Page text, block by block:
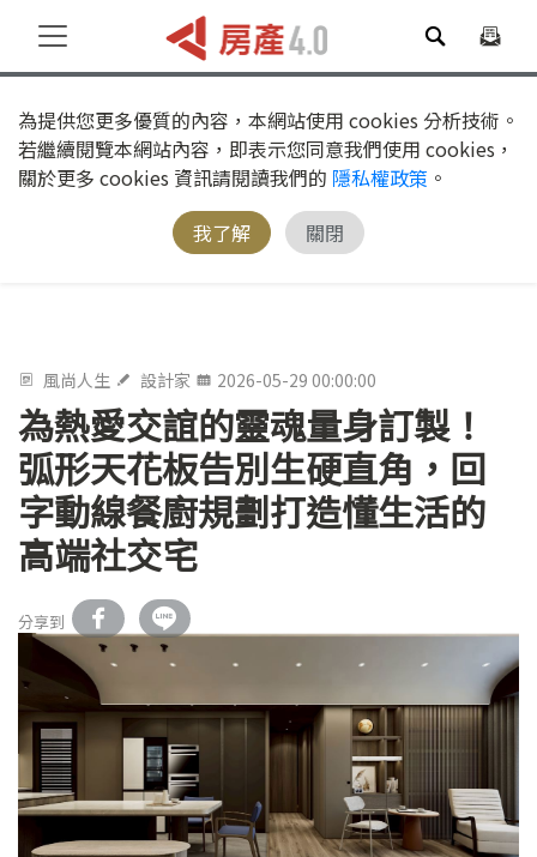
為提供您更多優質的內容，本網站使用 cookies 分析技術。
若繼續閱覽本網站內容，即表示您同意我們使用 cookies，
關於更多 cookies 資訊請閱讀我們的 隱私權政策 。
我了解
關閉
風尚人生 設計家 2026-05-29 00:00:00
為熱愛交誼的靈魂量身訂製！
弧形天花板告別生硬直角，回
字動線餐廚規劃打造懂生活的
高端社交宅
分享到